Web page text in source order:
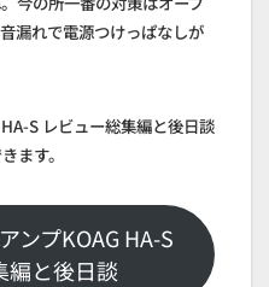
漏れで電源つけっぱなしが
S レビュー総集編と後日談
ます。
ンプKOAG HA-S
編と後日談